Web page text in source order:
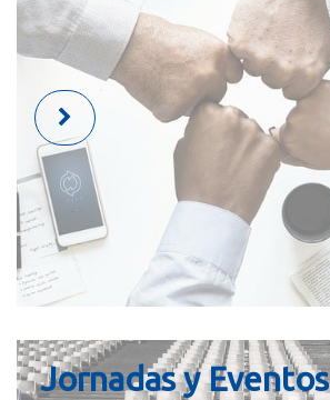
Jornadas y Eventos